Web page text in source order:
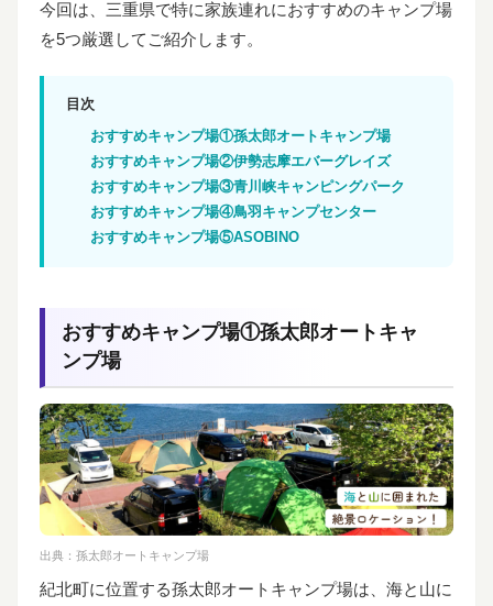
今回は、三重県で特に家族連れにおすすめのキャンプ場
を5つ厳選してご紹介します。
目次
おすすめキャンプ場①孫太郎オートキャンプ場
おすすめキャンプ場②伊勢志摩エバーグレイズ
おすすめキャンプ場③青川峡キャンピングパーク
おすすめキャンプ場④鳥羽キャンプセンター
おすすめキャンプ場⑤ASOBINO
おすすめキャンプ場①孫太郎オートキャ
ンプ場
出典： 孫太郎オートキャンプ場
紀北町に位置する孫太郎オートキャンプ場は、海と山に